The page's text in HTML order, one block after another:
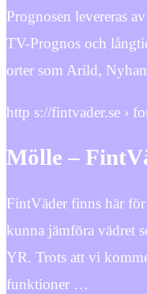
Prognosen levereras
TV-Prognos och
orter som Arild,
http s://fintvader.se ›
Mölle –
FintVäder finns här
kunna jämföra vädret
YR. Trots att vi
funktioner …